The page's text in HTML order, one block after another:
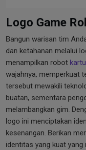
Logo Game
Bangun warisan tim
dan ketahanan melalui
menampilkan robot
wajahnya, memperkuat
tersebut mewakili
buatan, sementara
melambangkan gim.
logo ini menciptakan
kesenangan. Berikan
identitas yang kuat yang